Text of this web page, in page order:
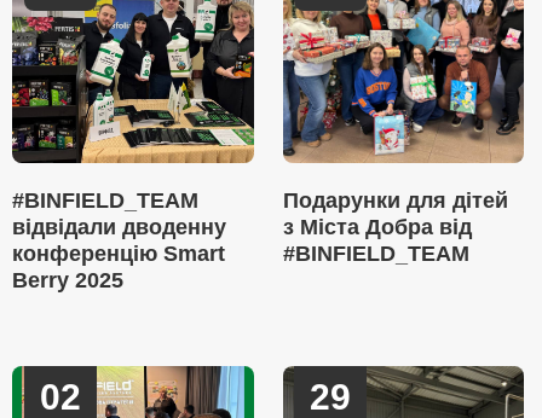
#BINFIELD_TEAM
відвідали дводенну
конференцію Smart
Berry 2025
Подарунки для дітей
з Міста Добра від
#BINFIELD_TEAM
02 29